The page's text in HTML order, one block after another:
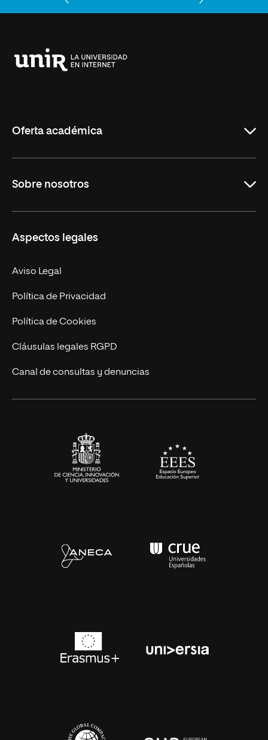
Oferta académica
Másteres Oficiales
Doctorados
Experto Universitario
Postgrados
Cursos Universitarios
Sobre nosotros
Facultades
Nuestro Equipo
Trabaja en UNIR
Actualidad
UNIR Revista
Eventos
Aspectos legales
Aviso Legal
Política de Privacidad
Política de Cookies
Cláusulas legales RGPD
Canal de consultas y denuncias